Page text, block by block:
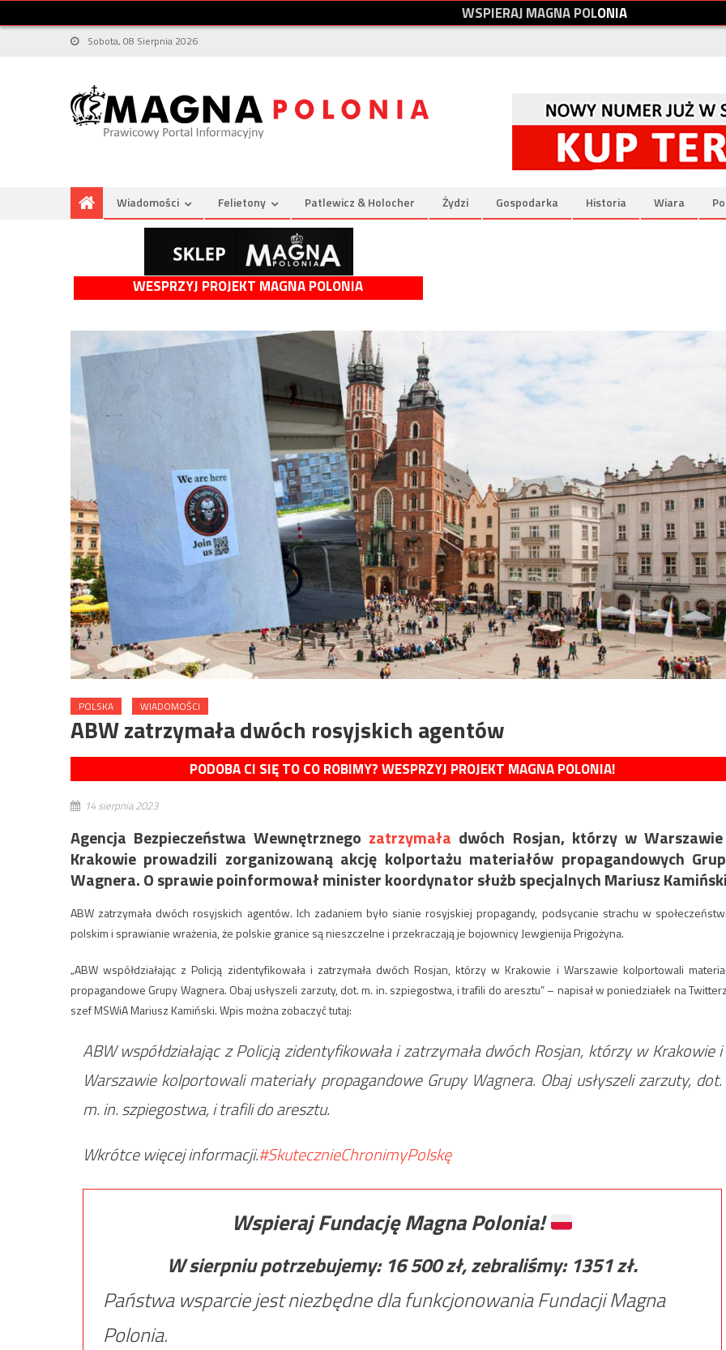
WSPIERAJMAGNAPOLONIA
Sobota, 08 Sierpnia 2026
Wiadomości Felietony Patlewicz & Holocher Żydzi Gospodarka Historia Wiara
WESPRZYJ PROJEKT MAGNA POLONIA
POLSKA WIADOMOŚCI
ABW zatrzymała dwóch rosyjskich agentów
PODOBA CI SIĘ TO CO ROBIMY? WESPRZYJ PROJEKT MAGNA POLONIA!
14 sierpnia 2023
Agencja Bezpieczeństwa Wewnętrznego zatrzymała dwóch Rosjan, którzy w
Krakowie prowadzili zorganizowaną akcję kolportażu materiałów propagandowych
Wagnera. O sprawie poinformował minister koordynator służb specjalnych Mariusz
ABW zatrzymała dwóch rosyjskich agentów. Ich zadaniem było sianie rosyjskiej propagandy, podsycanie strachu w
polskim i sprawianie wrażenia, że polskie granice są nieszczelne i przekraczają je bojownicy Jewgienija Prigożyna.
„ABW współdziałając z Policją zidentyfikowała i zatrzymała dwóch Rosjan, którzy w Krakowie i Warszawie kolportowali
propagandowe Grupy Wagnera. Obaj usłyszeli zarzuty, dot. m. in. szpiegostwa, i trafili do aresztu” – napisał w poniedziałek na
szef MSWiA Mariusz Kamiński. Wpis można zobaczyć tutaj:
ABW współdziałając z Policją zidentyfikowała i zatrzymała dwóch Rosjan, którzy w Krakowie i
Warszawie kolportowali materiały propagandowe Grupy Wagnera. Obaj usłyszeli zarzuty, dot.
m. in. szpiegostwa, i trafili do aresztu.
Wkrótce więcej informacji.#SkutecznieChronimyPolskę
Wspieraj Fundację Magna Polonia!
W sierpniu potrzebujemy: 16 500zł, zebraliśmy: 1351zł.
Państwa wsparcie jest niezbędne dla funkcjonowania Fundacji Magna
Polonia.